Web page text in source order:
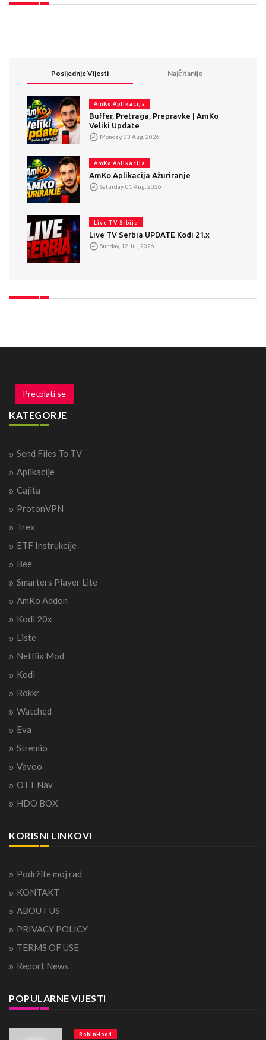
Posljednje Vijesti Najčitanije
AmKo Aplikacija
Buffer, Pretraga, Prepravke | AmKo
Veliki Update
Monday, 03 Aug, 2026
AmKo Aplikacija
AmKo Aplikacija Ažuriranje
Saturday, 01 Aug, 2026
Live TV Srbija
Live TV Serbia UPDATE Kodi 21.x
Sunday, 12 Jul, 2026
Pretplati se
KATEGORJE
Send Files To TV
Aplikacije
Cajita
ProtonVPN
Trex
ETF Instrukcije
Bee
Smarters Player Lite
AmKo Addon
Kodi 20x
Liste
Netflix Mod
Kodi
Rokkr
Watched
Eva
Stremio
Vavoo
OTT Nav
HDO BOX
KORISNI LINKOVI
Podržite moj rad
KONTAKT
ABOUT US
PRIVACY POLICY
TERMS OF USE
Report News
POPULARNE VIJESTI
RobinHood